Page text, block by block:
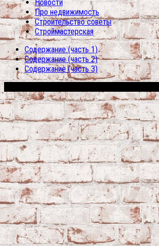
Новости
Про недвижимость
Строительство советы
Строймастерская
Содержание (часть 1)
Содержание (часть 2)
Содержание (часть 3)